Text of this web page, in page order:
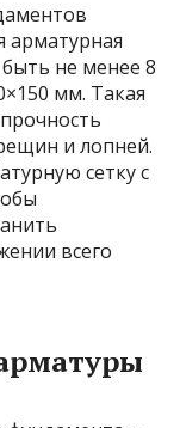
арматурная
не менее 8
мм. Такая
и лопней.
сетку с
всего